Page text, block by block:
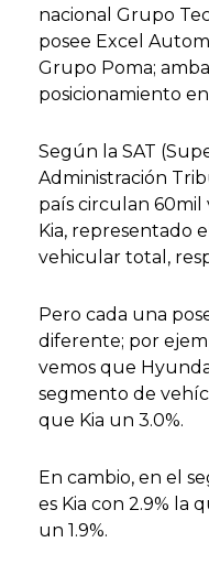
nacional Grupo
posee Excel
Grupo Poma;
posicionamiento
Según la SAT
Administración
país circulan 60mil
Kia, representado
vehicular total,
Pero cada una
diferente; por
vemos que
segmento de
que Kia un 3.0%.
En cambio, en el
es Kia con 2.9% la
un 1.9%.